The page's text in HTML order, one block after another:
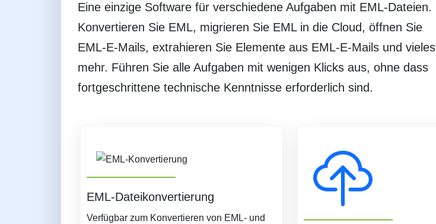
Eine einzige Software für verschiedene Aufgaben mit EML-Dateien.
Konvertieren Sie EML, migrieren Sie EML in die Cloud, öffnen Sie
EML-E-Mails, extrahieren Sie Elemente aus EML-E-Mails und vieles
mehr. Führen Sie alle Aufgaben mit wenigen Klicks aus, ohne dass
fortgeschrittene technische Kenntnisse erforderlich sind.
EML-Dateikonvertierung
Verfügbar zum Konvertieren von EML- und